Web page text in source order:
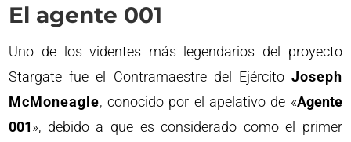
El agente 001
Uno de los videntes más legendarios del proyecto
Stargate fue el Contramaestre del Ejército Joseph
McMoneagle, conocido por el apelativo de «Agente
001», debido a que es considerado como el primer